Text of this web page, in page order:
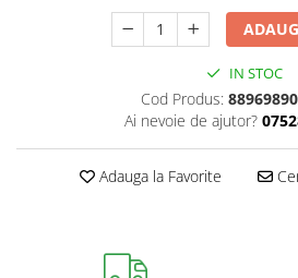
IN STOC
Cod Produs:
Ai nevoie de ajutor?
Adauga la Favorite